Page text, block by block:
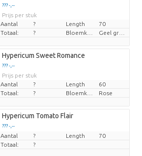
??? -,--
Prijs per stuk
Aantal
? Length
70
Totaal:
?
Hypericum Sweet Romance
??? -,--
Prijs per stuk
Aantal
? Length
60
Totaal:
? Rose
Hypericum Tomato Flair
??? -,--
Prijs per stuk
Aantal ? Length
70
Totaal:
?